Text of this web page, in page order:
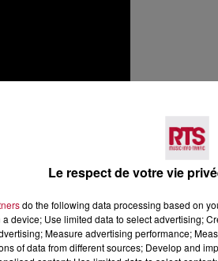
Le respect de votre vie
do the following data processing based on
device; Use limited data to select advertising;
Measure advertising performance;
of data from different sources; Develop and